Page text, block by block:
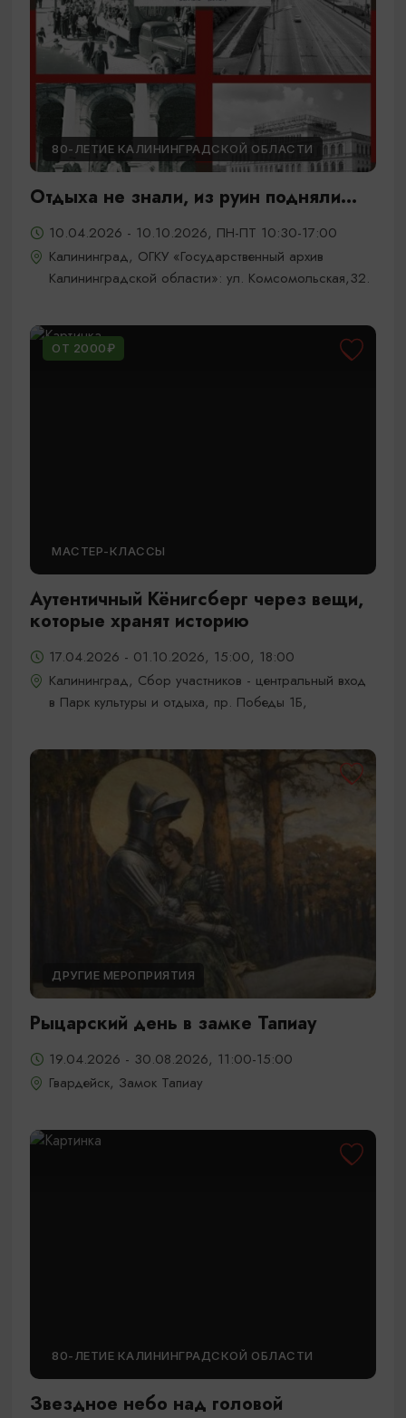
80-ЛЕТИЕ КАЛИНИНГРАДСКОЙ ОБЛАСТИ
Отдыха не знали, из руин подняли...
10.04.2026 - 10.10.2026, ПН-ПТ 10:30-17:00
Калининград, ОГКУ «Государственный архив
Калининградской области»: ул. Комсомольская,32.
ОТ 2000₽
МАСТЕР-КЛАССЫ
Аутентичный Кёнигсберг через вещи,
которые хранят историю
17.04.2026 - 01.10.2026, 15:00, 18:00
Калининград, Сбор участников - центральный вход
в Парк культуры и отдыха, пр. Победы 1Б,
ДРУГИЕ МЕРОПРИЯТИЯ
Рыцарский день в замке Тапиау
19.04.2026 - 30.08.2026, 11:00-15:00
Гвардейск, Замок Тапиау
80-ЛЕТИЕ КАЛИНИНГРАДСКОЙ ОБЛАСТИ
Звездное небо над головой